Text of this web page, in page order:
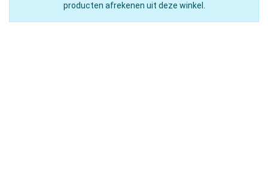
producten afrekenen uit deze winkel.